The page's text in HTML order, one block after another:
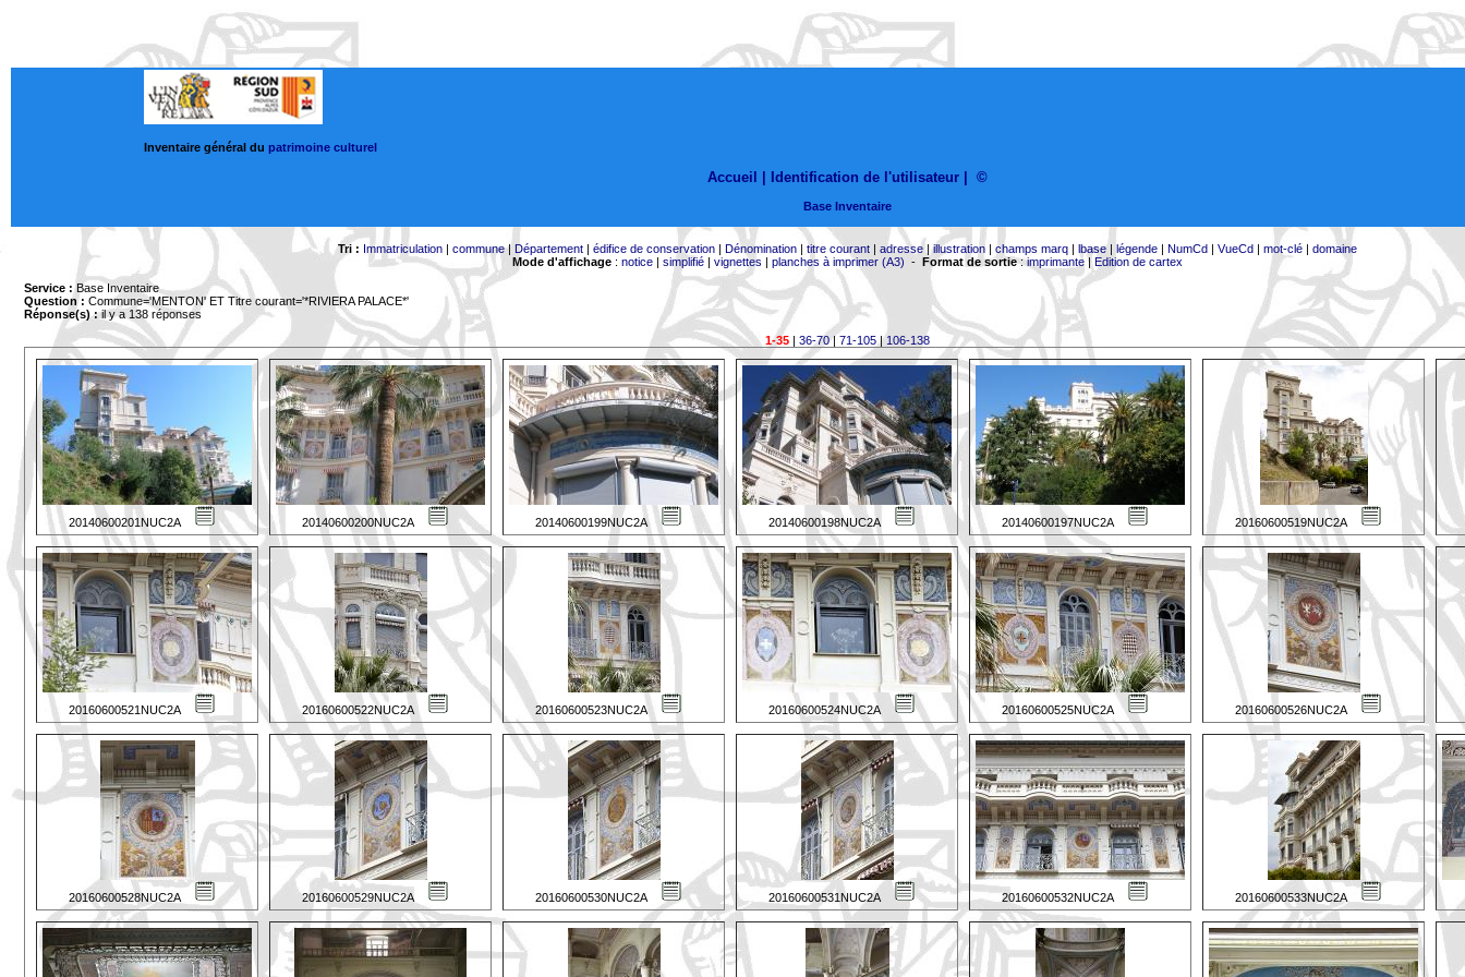
Inventaire général du patrimoine culturel
Accueil | Identification de l'utilisateur ©
Base Inventaire
Tri : Immatriculation| commune| Département| édifice de conservation| Dénomination| titre courant| adresse|illustration| champs marq| lbase| légende| NumCd| VueCd| mot-clé| domaine
Mode d'affichage: notice| simplifié| vignettes | planches à imprimer (A3) - Format de sortie:imprimante| Edition de cartex
Service : Base Inventaire
Question : Commune='MENTON' ET Titre courant='*RIVIERA PALACE*'
Réponse(s) :il y a 138 réponses
1-35| 36-70| 71-105|106-138
20140600201NUC2A 20140600200NUC2A 20140600199NUC2A 20140600198NUC2A 20140600197NUC2A 20160600519NUC2A
20160600521NUC2A 20160600522NUC2A 20160600523NUC2A 20160600524NUC2A 20160600525NUC2A 20160600526NUC2A
20160600528NUC2A 20160600529NUC2A 20160600530NUC2A 20160600531NUC2A 20160600532NUC2A 20160600533NUC2A